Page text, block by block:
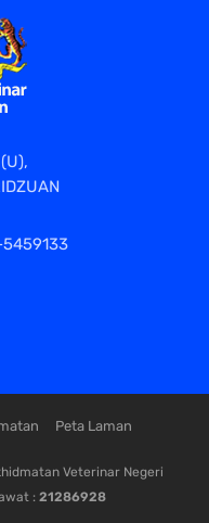
Peta Laman
Veterinar Negeri
: 21286928